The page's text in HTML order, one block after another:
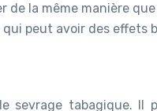
la même manière que
peut avoir des effets
sevrage tabagique. Il